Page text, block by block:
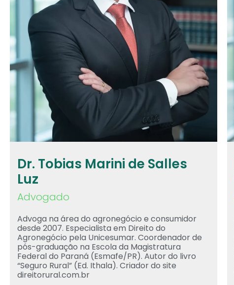
Dr. Tobias Marini de Salles
Luz
Advogado
Advoga na área do agronegócio e consumidor
desde 2007. Especialista em Direito do
Agronegócio pela Unicesumar. Coordenador de
pós-graduação na Escola da Magistratura
Federal do Paraná (Esmafe/PR). Autor do livro
“Seguro Rural” (Ed. Ithala). Criador do site
direitorural.com.br